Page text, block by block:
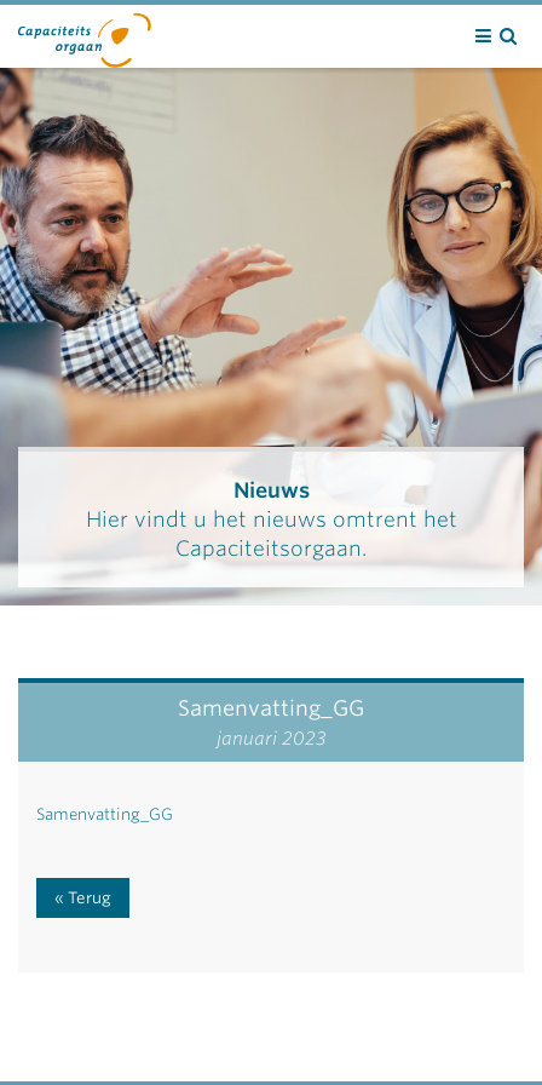
Nieuws
Hier vindt u het nieuws omtrent het
Capaciteitsorgaan.
Samenvatting_GG
januari 2023
Samenvatting_GG
Terug